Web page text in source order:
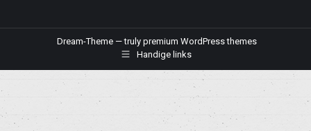
Dream-Theme — truly premium WordPress themes
Handige links